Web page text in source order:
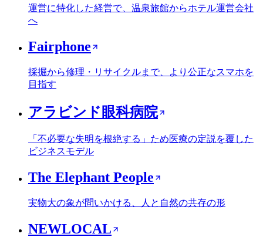
運営に特化した経営で、温泉旅館からホテル運営会社
へ
Fairphone
採掘から修理・リサイクルまで、より公正なスマホを
目指す
アラビンド眼科病院
「不必要な失明を根絶する」ため医療の定説を覆した
ビジネスモデル
The Elephant People
実物大の象が問いかける、人と自然の共存の形
NEWLOCAL